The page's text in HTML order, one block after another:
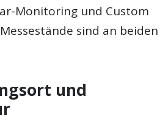
Monitoring und Custom
sind an beiden
und